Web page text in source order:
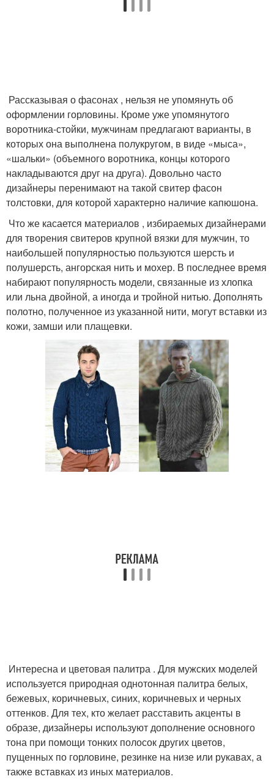
Рассказывая о фасонах , нельзя не упомянуть об
оформлении горловины. Кроме уже упомянутого
воротника-стойки, мужчинам предлагают варианты, в
которых она выполнена полукругом, в виде «мыса»,
«шальки» (объемного воротника, концы которого
накладываются друг на друга). Довольно часто
дизайнеры перенимают на такой свитер фасон
толстовки, для которой характерно наличие капюшона.
Что же касается материалов , избираемых дизайнерами
для творения свитеров крупной вязки для мужчин, то
наибольшей популярностью пользуются шерсть и
полушерсть, ангорская нить и мохер. В последнее время
набирают популярность модели, связанные из хлопка
или льна двойной, а иногда и тройной нитью. Дополнять
полотно, полученное из указанной нити, могут вставки из
кожи, замши или плащевки.
Интересна и цветовая палитра . Для мужских моделей
используется природная однотонная палитра белых,
бежевых, коричневых, синих, коричневых и черных
оттенков. Для тех, кто желает расставить акценты в
образе, дизайнеры используют дополнение основного
тона при помощи тонких полосок других цветов,
пущенных по горловине, резинке на низе или рукавах, а
также вставках из иных материалов.